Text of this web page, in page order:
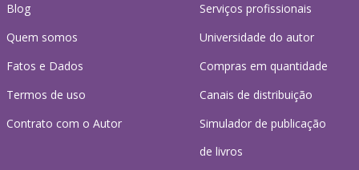
Blog
Quem somos
Fatos e Dados
Termos de uso
Contrato com o Autor
Serviços profissionais
Universidade do autor
Compras em quantidade
Canais de distribuição
Simulador de publicação
de livros